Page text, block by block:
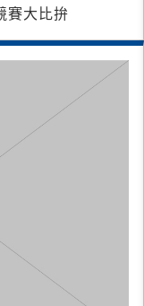
技能競賽大比拚